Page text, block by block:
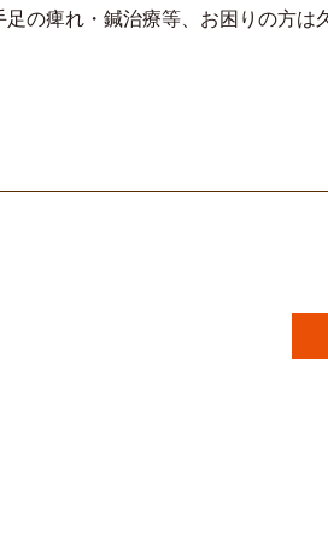
の痺れ・鍼治療等、お困りの方